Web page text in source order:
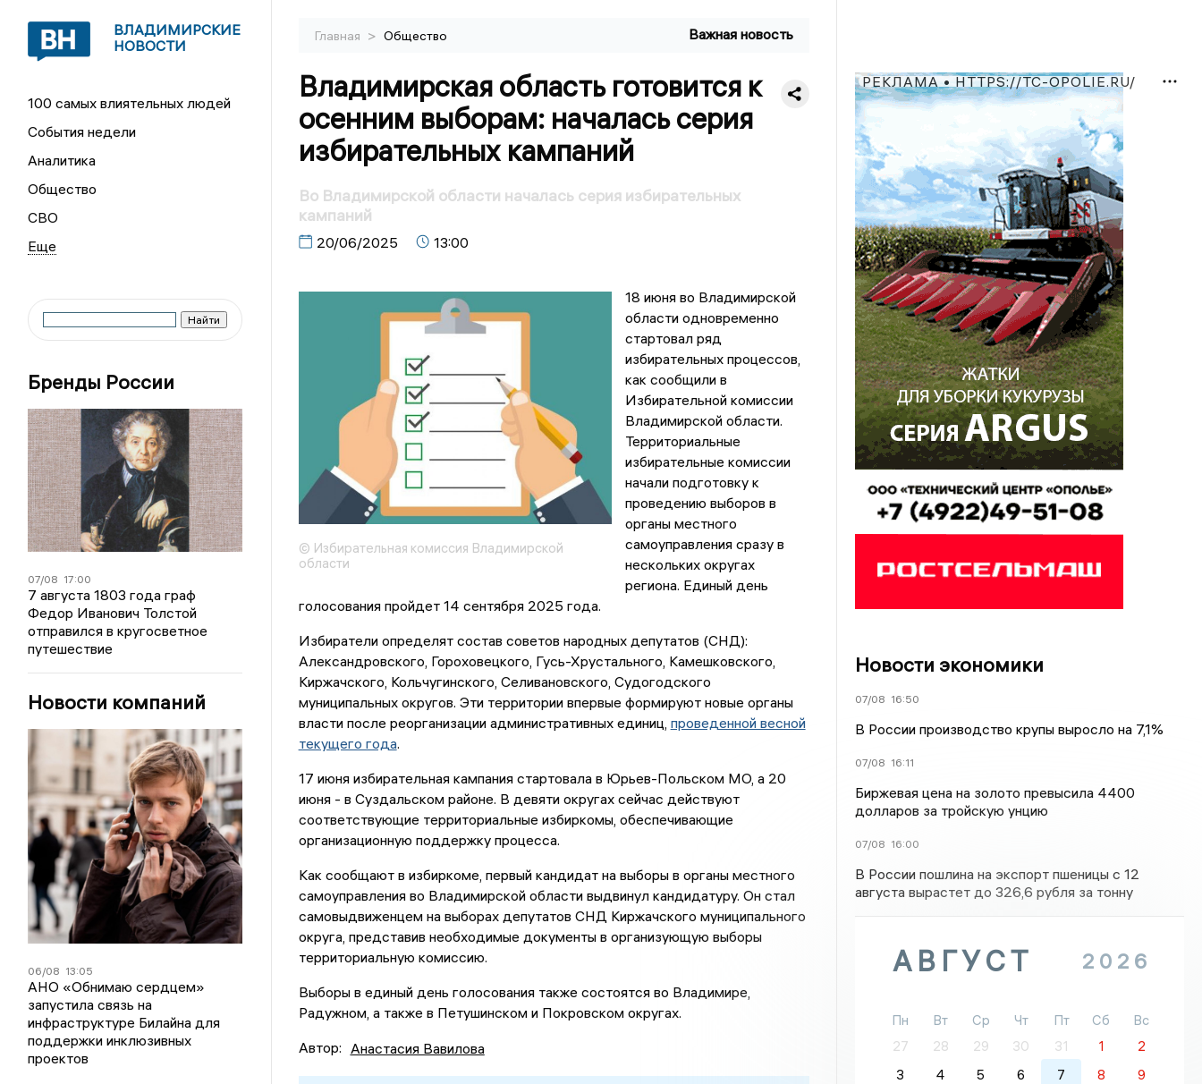
ВЛАДИМИРСКИЕ
НОВОСТИ
100 самых влиятельных людей
События недели
Аналитика
Общество
СВО
Бренды России
07/08 17:00
7 августа 1803 года граф
Федор Иванович Толстой
отправился в кругосветное
путешествие
Новости компаний
06/08 13:05
АНО «Обнимаю сердцем»
запустила связь на
инфраструктуре Билайна для
поддержки инклюзивных
проектов
Главная > Общество Важная новость
Владимирская область готовится к
осенним выборам: началась серия
избирательных кампаний
Во Владимирской области началась серия избирательных
кампаний
20/06/2025 13:00
© Избирательная комиссия Владимирской
области
18 июня во Владимирской
области одновременно
стартовал ряд
избирательных процессов,
как сообщили в
Избирательной комиссии
Владимирской области.
Территориальные
избирательные комиссии
начали подготовку к
проведению выборов в
органы местного
самоуправления сразу в
нескольких округах
региона. Единый день
голосования пройдет 14 сентября 2025 года.
Избиратели определят состав советов народных депутатов (СНД):
Александровского, Гороховецкого, Гусь-Хрустального, Камешковского,
Киржачского, Кольчугинского, Селивановского, Судогодского
муниципальных округов. Эти территории впервые формируют новые органы
власти после реорганизации административных единиц, проведенной весной
текущего года.
17 июня избирательная кампания стартовала в Юрьев-Польском МО, а 20
июня - в Суздальском районе. В девяти округах сейчас действуют
соответствующие территориальные избиркомы, обеспечивающие
организационную поддержку процесса.
Как сообщают в избиркоме, первый кандидат на выборы в органы местного
самоуправления во Владимирской области выдвинул кандидатуру. Он стал
самовыдвиженцем на выборах депутатов СНД Киржачского муниципального
округа, представив необходимые документы в организующую выборы
территориальную комиссию.
Выборы в единый день голосования также состоятся во Владимире,
Радужном, а также в Петушинском и Покровском округах.
Автор: Анастасия Вавилова
РЕКЛАМА • HTTPS://TC-OPOLIE.RU/
Новости экономики
07/08 16:50
В России производство крупы выросло на 7,1%
07/08 16:11
Биржевая цена на золото превысила 4400
долларов за тройскую унцию
07/08 16:00
В России пошлина на экспорт пшеницы с 12
августа вырастет до 326,6 рубля за тонну
АВГУСТ 2026
Пн Вт Ср Чт Пт Сб
Вс
27
28 29 30 31 1
2
3
4 5 6 7 8
9